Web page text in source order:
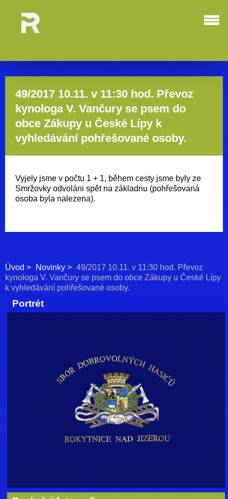
49/2017 10.11. v 11:30 hod. Převoz
kynologa V. Vančury se psem do
obce Zákupy u České Lípy k
vyhledávání pohřešované osoby.
Vyjely jsme v počtu 1 + 1, během cesty jsme byly ze
Smržovky odvoláni spět na základnu (pohřešovaná
osoba byla nalezena).
Úvod Novinky
49/2017 10.11. v 11:30 hod. Převoz
kynologa V. Vančury se psem do obce Zákupy u České Lípy
k vyhledávání pohřešované osoby.
Portrét